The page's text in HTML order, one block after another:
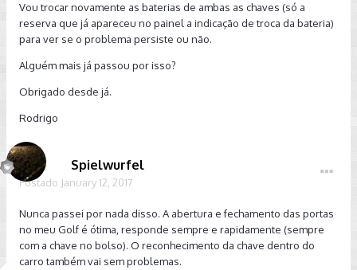
Vou trocar novamente as baterias de ambas as chaves (só a
reserva que já apareceu no painel a indicação de troca da bateria)
para ver se o problema persiste ou não.
Alguém mais já passou por isso?
Obrigado desde já.
Rodrigo
Spielwurfel
Postado January 12, 2017
Nunca passei por nada disso. A abertura e fechamento das portas
no meu Golf é ótima, responde sempre e rapidamente (sempre
com a chave no bolso). O reconhecimento da chave dentro do
carro também vai sem problemas.